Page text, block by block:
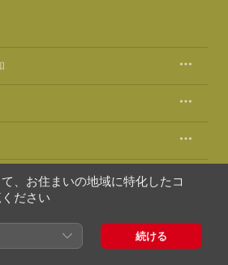
レス
急)
、お住まいの地域に特化したコ
ださい
続ける